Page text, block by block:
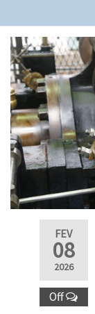
FEV
08
2026
Off